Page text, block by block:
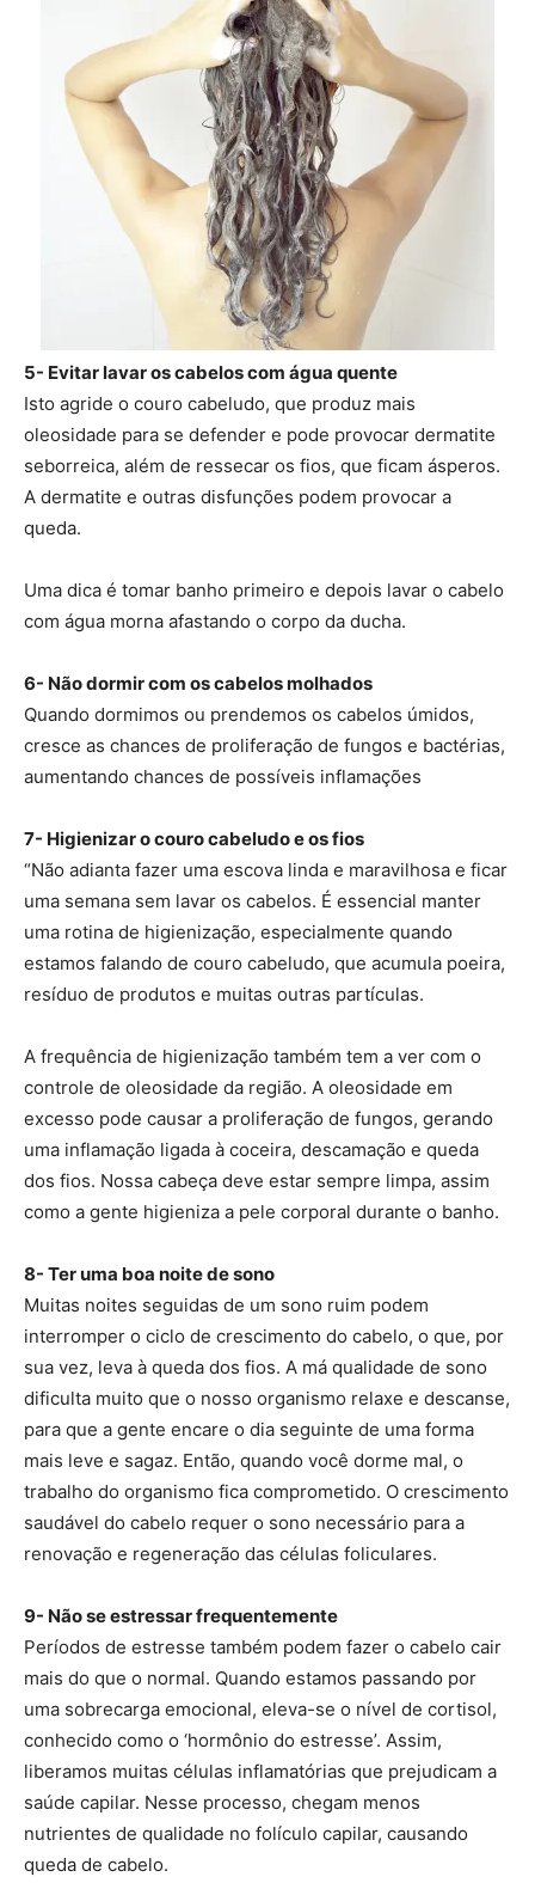
5- Evitar lavar os cabelos com água quente
Isto agride o couro cabeludo, que produz mais
oleosidade para se defender e pode provocar dermatite
seborreica, além de ressecar os fios, que ficam ásperos.
A dermatite e outras disfunções podem provocar a
queda.
Uma dica é tomar banho primeiro e depois lavar o cabelo
com água morna afastando o corpo da ducha.
6- Não dormir com os cabelos molhados
Quando dormimos ou prendemos os cabelos úmidos,
cresce as chances de proliferação de fungos e bactérias,
aumentando chances de possíveis inflamações
7- Higienizar o couro cabeludo e os fios
“Não adianta fazer uma escova linda e maravilhosa e ficar
uma semana sem lavar os cabelos. É essencial manter
uma rotina de higienização, especialmente quando
estamos falando de couro cabeludo, que acumula poeira,
resíduo de produtos e muitas outras partículas.
A frequência de higienização também tem a ver com o
controle de oleosidade da região. A oleosidade em
excesso pode causar a proliferação de fungos, gerando
uma inflamação ligada à coceira, descamação e queda
dos fios. Nossa cabeça deve estar sempre limpa, assim
como a gente higieniza a pele corporal durante o banho.
8- Ter uma boa noite de sono
Muitas noites seguidas de um sono ruim podem
interromper o ciclo de crescimento do cabelo, o que, por
sua vez, leva à queda dos fios. A má qualidade de sono
dificulta muito que o nosso organismo relaxe e descanse,
para que a gente encare o dia seguinte de uma forma
mais leve e sagaz. Então, quando você dorme mal, o
trabalho do organismo fica comprometido. O crescimento
saudável do cabelo requer o sono necessário para a
renovação e regeneração das células foliculares.
9- Não se estressar frequentemente
Períodos de estresse também podem fazer o cabelo cair
mais do que o normal. Quando estamos passando por
uma sobrecarga emocional, eleva-se o nível de cortisol,
conhecido como o ‘hormônio do estresse’. Assim,
liberamos muitas células inflamatórias que prejudicam a
saúde capilar. Nesse processo, chegam menos
nutrientes de qualidade no folículo capilar, causando
queda de cabelo.